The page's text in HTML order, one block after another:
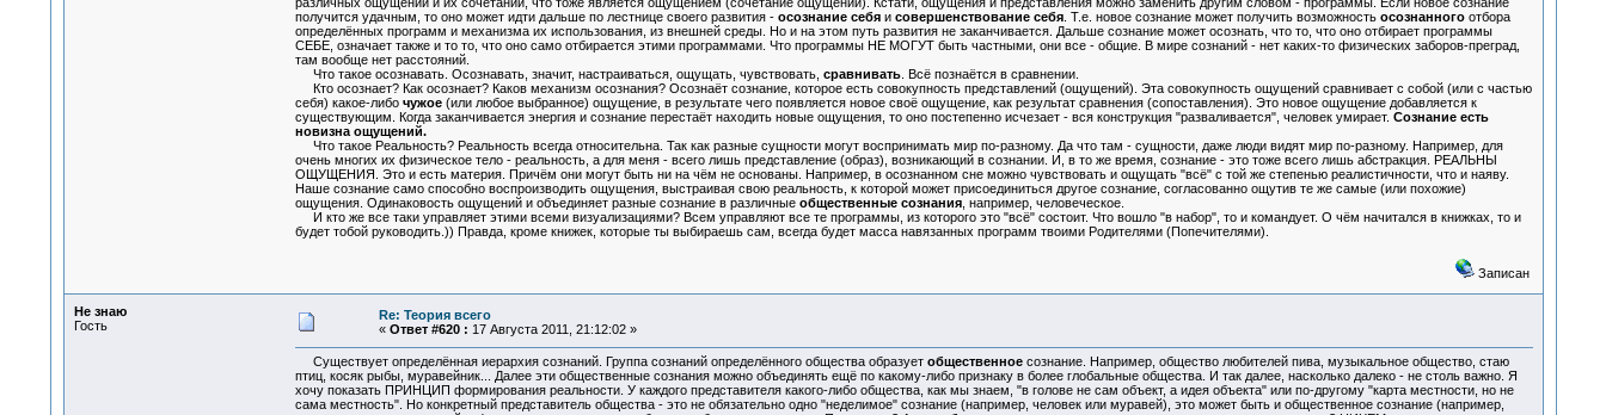
получится удачным, то оно может идти дальше по лестнице своего развития - осознание себяи совершенствование себя. Т.е. новое сознание может получить возможность осознанногоотбора
определённых программ и механизма их использования, из внешней среды. Но и на этом путь развития не заканчивается. Дальше сознание может осознать, что то, что оно отбирает программы
СЕБЕ, означает также и то то, что оно само отбирается этими программами. Что программы НЕ МОГУТ быть частными, они все - общие. В мире сознаний - нет каких-то физических заборов-преград,
там вообще нет расстояний.
Что такое осознавать. Осознавать, значит, настраиваться, ощущать, чувствовать, сравнивать. Всё познаётся в сравнении.
Кто осознает? Как осознает? Каков механизм осознания? Осознаёт сознание, которое есть совокупность представлений (ощущений). Эта совокупность ощущений сравнивает с собой (или с частью
себя) какое-либо чужое(или любое выбранное) ощущение, в результате чего появляется новое своё ощущение, как результат сравнения (сопоставления). Это новое ощущение добавляется к
существующим. Когда заканчивается энергия и сознание перестаёт находить новые ощущения, то оно постепенно исчезает - вся конструкция "разваливается", человек умирает. Сознание есть
новизна ощущений.
Что такое Реальность? Реальность всегда относительна. Так как разные сущности могут воспринимать мир по-разному. Да что там - сущности, даже люди видят мир по-разному. Например, для
очень многих их физическое тело - реальность, а для меня - всего лишь представление (образ), возникающий в сознании. И, в то же время, сознание - это тоже всего лишь абстракция. РЕАЛЬНЫ
ОЩУЩЕНИЯ. Это и есть материя. Причём они могут быть ни на чём не основаны. Например, в осознанном сне можно чувствовать и ощущать "всё" с той же степенью реалистичности, что и наяву.
Наше сознание само способно воспроизводить ощущения, выстраивая свою реальность, к которой может присоединиться другое сознание, согласованно ощутив те же самые (или похожие)
ощущения. Одинаковость ощущений и объединяет разные сознание в различные общественные сознания, например, человеческое.
И кто же все таки управляет этими всеми визуализациями? Всем управляют все те программы, из которого это "всё" состоит. Что вошло "в набор", то и командует. О чём начитался в книжках, то и
будет тобой руководить.)) Правда, кроме книжек, которые ты выбираешь сам, всегда будет масса навязанных программ твоими Родителями (Попечителями).
Записан
Не знаю
Гость
Re: Теория всего
« Ответ #620 : 17 Августа 2011, 21:12:02 »
Существует определённая иерархия сознаний. Группа сознаний определённого общества образует общественноесознание. Например, общество любителей пива, музыкальное общество, стаю
птиц, косяк рыбы, муравейник... Далее эти общественные сознания можно объединять ещё по какому-либо признаку в более глобальные общества. И так далее, насколько далеко - не столь важно. Я
хочу показать ПРИНЦИП формирования реальности. У каждого представителя какого-либо общества, как мы знаем, "в голове не сам объект, а идея объекта" или по-другому "карта местности, но не
сама местность". Но конкретный представитель общества - это не обязательно одно "неделимое" сознание (например, человек или муравей), это может быть и общественное сознание (например,